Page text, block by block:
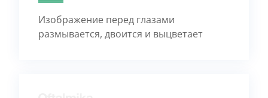
Изображение перед глазами
размывается, двоится и выцветает